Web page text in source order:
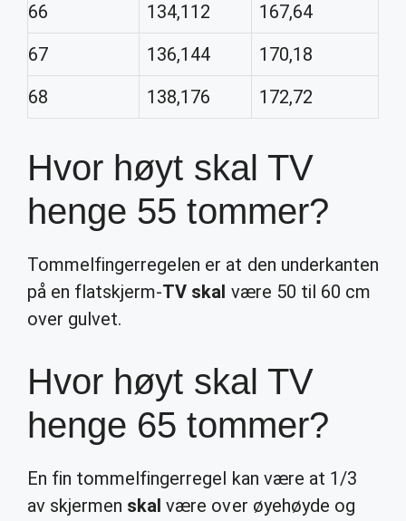
66
134,112
167,64
67
136,144
170,18
68
138,176 172,72
Hvor høyt skal TV
henge 55 tommer?
Tommelfingerregelen er at den underkanten
på en flatskjerm-TV skal være 50 til 60 cm
over gulvet.
Hvor høyt skal TV
henge 65 tommer?
En fin tommelfingerregel kan være at 1/3
av skjermen skal være over øyehøyde og